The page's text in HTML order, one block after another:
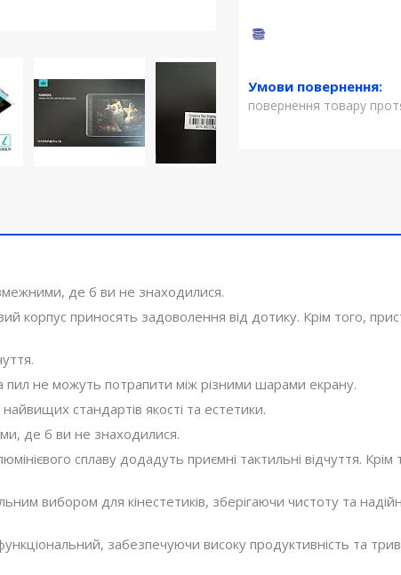
повернення товару
де б ви не знаходилися.
корпус приносять задоволення від дотику. Крім того,
пил не можуть потрапити між різними шарами екрану.
стандартів якості та естетики.
де б ви не знаходилися.
сплаву додадуть приємні тактильні відчуття. Крім
вибором для кінестетиків, зберігаючи чистоту та
забезпечуючи високу продуктивність та